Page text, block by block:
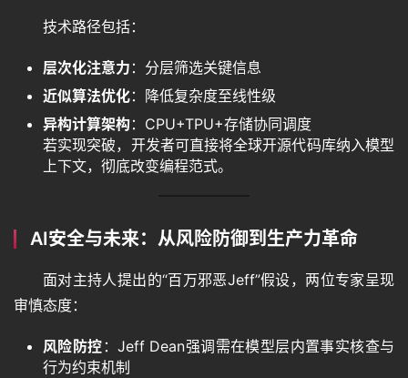
绘
频
视
技术路径包括：
层次化注意力 ：分层筛选关键信息
近似算法优化：降低复杂度至线性级
异构计算架构：CPU+TPU+存储协同调度
若实现突破，开发者可直接将全球开源代码库纳入模型
上下文，彻底改变编程范式。
AI安全与未来：从风险防御到生产力革命
面对主持人提出的“百万邪恶Jeff”假设，两位专家呈现
审慎态度：
风险防控 ：Jeff Dean强调需在模型层内置事实核查与
行为约束机制